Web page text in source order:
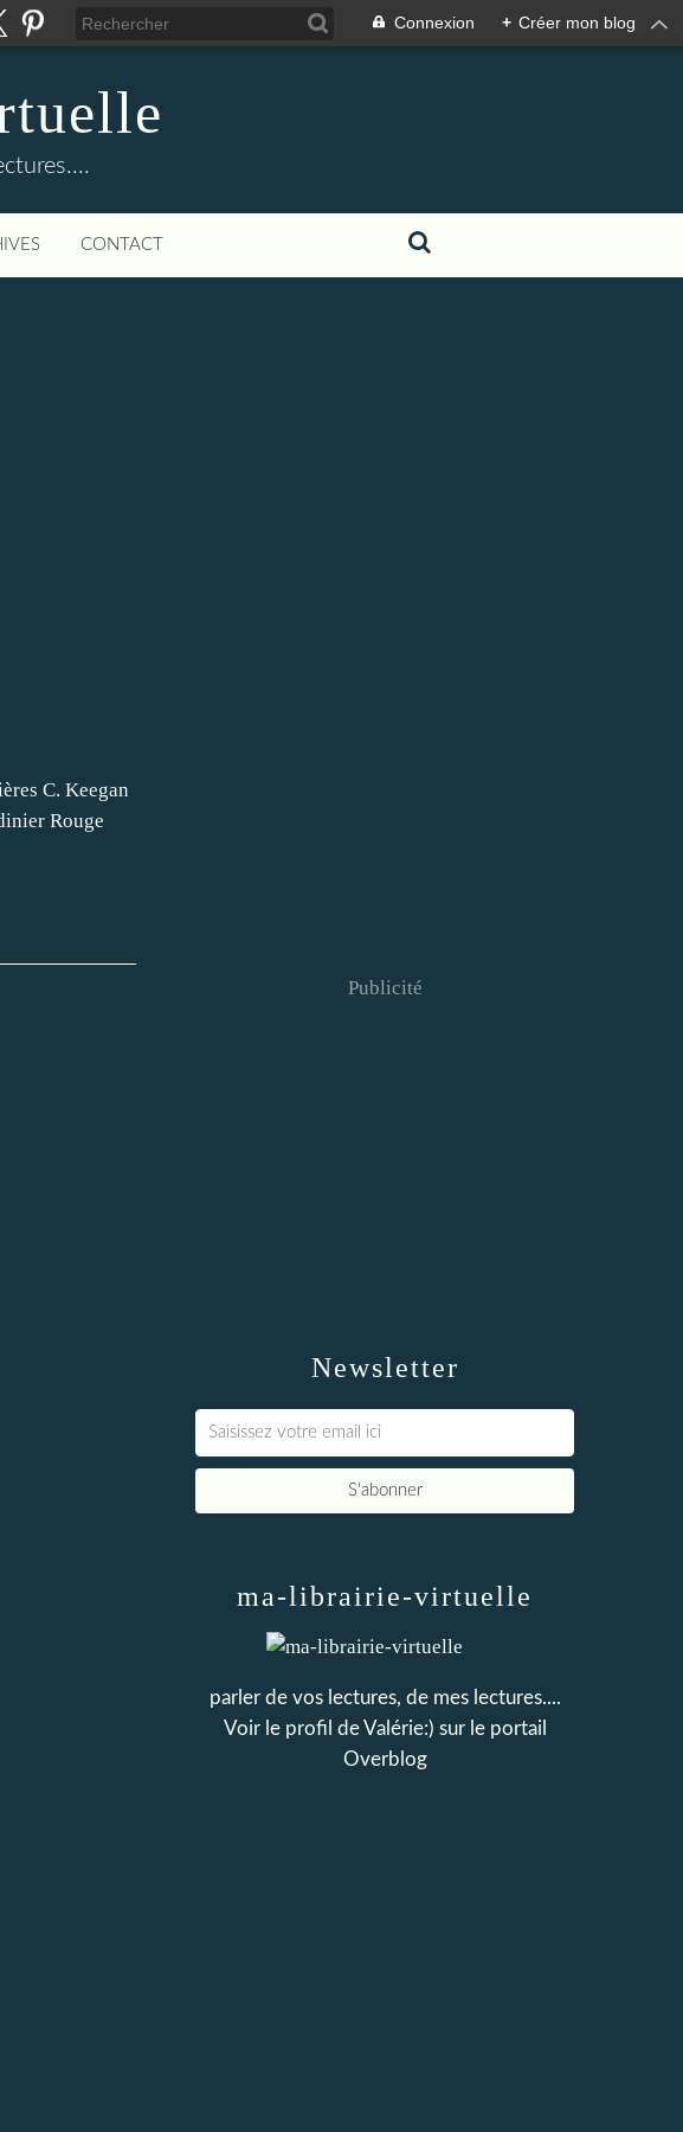
Connexion + Créer mon blog
CONTACT
C. Keegan
Rouge
Newsletter
Publicité
ma-librairie-virtuelle
parler de vos lectures, de mes lectures....
Voir le profil deValérie:) sur le portail
Overblog